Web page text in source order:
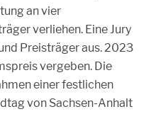
an vier
verliehen. Eine Jury
Preisträger aus. 2023
vergeben. Die
einer festlichen
von Sachsen-Anhalt